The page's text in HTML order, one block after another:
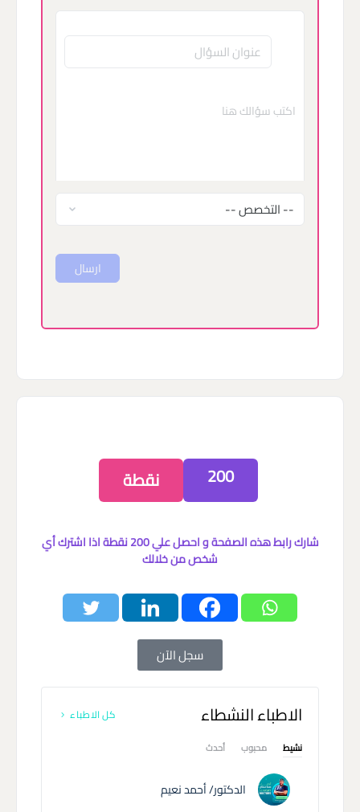
ارسال
200 نقطة
شارك رابط هذه الصفحة و احصل علي 200 نقطة اذا اشترك أي
شخص من خلالك
سجل الآن
الاطباء النشطاء كل الاطباء
نشيط محبوب أحدث
الدكتور/ أحمد نعيم